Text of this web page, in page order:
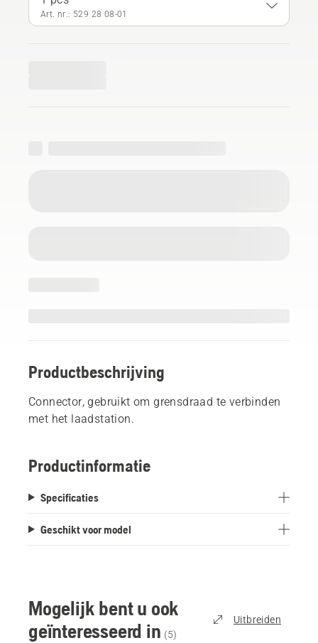
Art. nr.: 529 28 08‑01
Productbeschrijving
Connector, gebruikt om grensdraad te verbinden
met het laadstation.
Productinformatie
Specificaties
Geschikt voor model
Mogelijk bent u ook
geïnteresseerd in (5)
Uitbreiden